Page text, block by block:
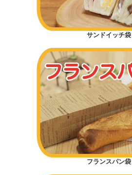
サンドイッチ袋
フランスパン袋